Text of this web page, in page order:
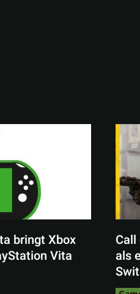
bringt Xbox
Vita
als